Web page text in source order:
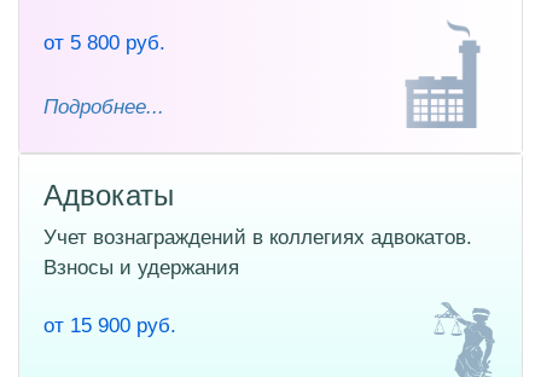
от 5 800 руб.
Подробнее...
Адвокаты
Учет вознаграждений в коллегиях адвокатов.
Взносы и удержания
от 15 900 руб.